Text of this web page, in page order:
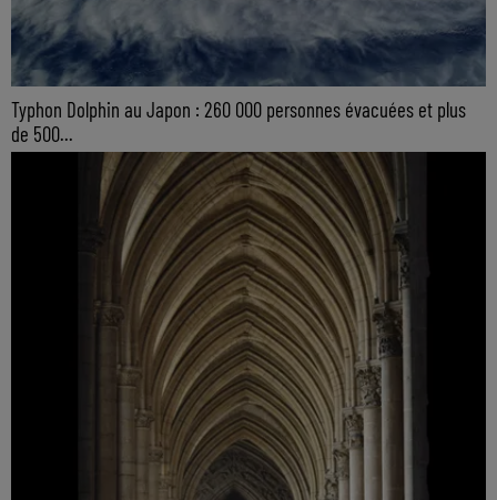
Typhon Dolphin au Japon : 260 000 personnes évacuées et plus
de 500...